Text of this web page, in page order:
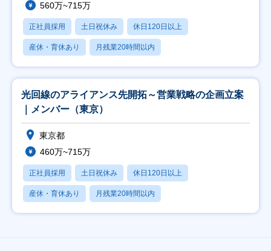
560万~715万
正社員採用 土日祝休み 休日120日以上
産休・育休あり 月残業20時間以内
光回線のアライアンス先開拓～営業戦略の企画立案
｜メンバー（東京）
東京都
460万~715万
正社員採用 土日祝休み 休日120日以上
産休・育休あり 月残業20時間以内